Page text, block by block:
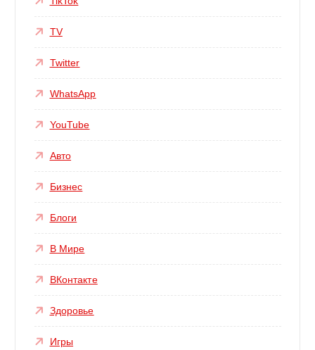
TV
Twitter
WhatsApp
YouTube
Авто
Бизнес
Блоги
В Мире
ВКонтакте
Здоровье
Игры